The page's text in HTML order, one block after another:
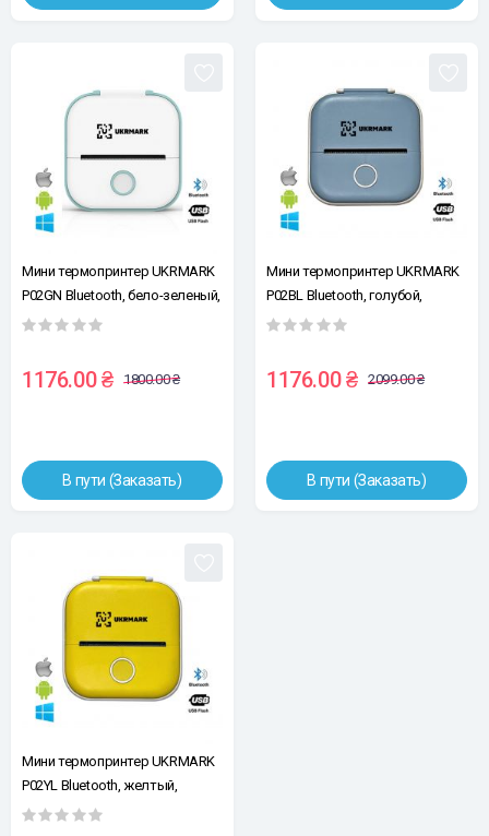
Мини термопринтер UKRMARK
P02GN Bluetooth, бело-зеленый,
рулоны 50-57 мм, печать на
этикетках
1176.00 ₴ 1800.00 ₴
В пути (Заказать)
Мини термопринтер UKRMARK
P02BL Bluetooth, голубой,
рулоны 50-57 мм, печать на
этикетках
1176.00 ₴ 2099.00 ₴
В пути (Заказать)
Мини термопринтер UKRMARK
P02YL Bluetooth, желтый,
рулоны 50-57 мм, печать на